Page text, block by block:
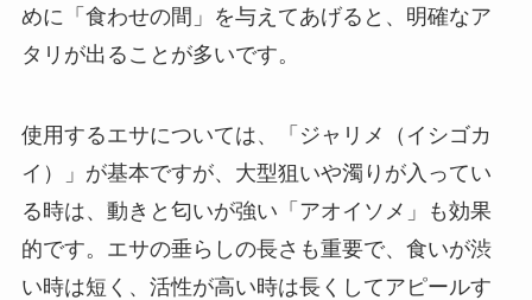
めに「食わせの間」を与えてあげると、明確なア
タリが出ることが多いです。
使用するエサについては、「ジャリメ（イシゴカ
イ）」が基本ですが、大型狙いや濁りが入ってい
る時は、動きと匂いが強い「アオイソメ」も効果
的です。エサの垂らしの長さも重要で、食いが渋
い時は短く、活性が高い時は長くしてアピールす